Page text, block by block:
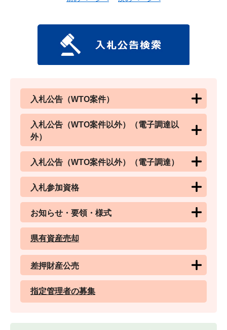
入札公告（WTO案件）
入札公告（WTO案件以外）（電子調達以
外）
入札公告（WTO案件以外）（電子調達）
入札参加資格
お知らせ・要領・様式
県有資産売却
差押財産公売
指定管理者の募集